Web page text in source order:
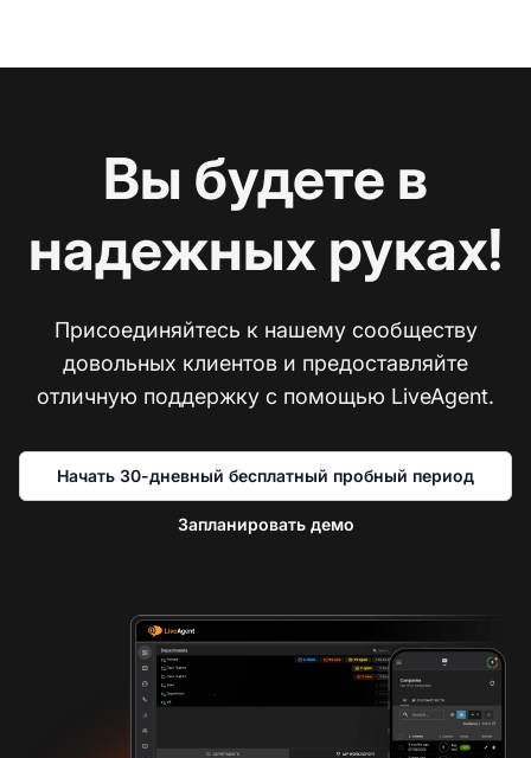
Вы будете в
надежных руках!
Присоединяйтесь к нашему сообществу
довольных клиентов и предоставляйте
отличную поддержку с помощью LiveAgent.
Начать 30-дневный бесплатный пробный период
Запланировать демо